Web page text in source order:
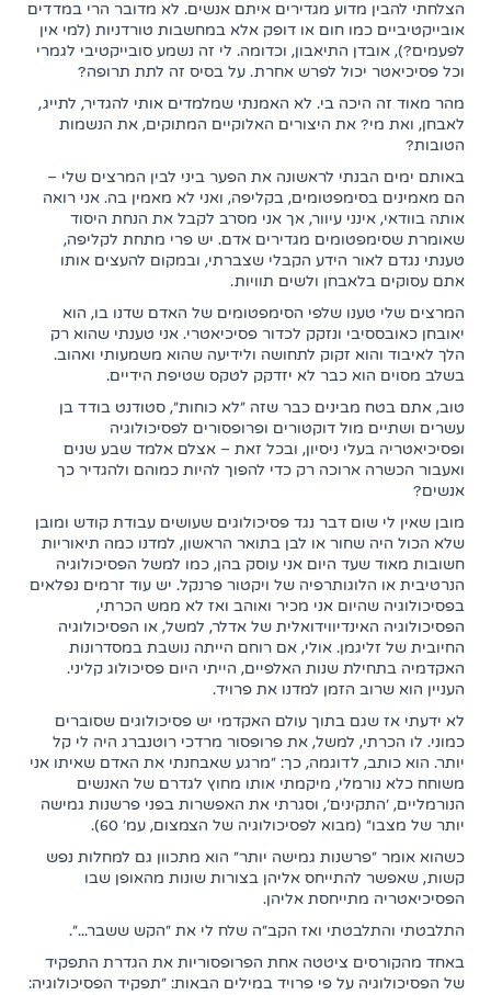
הצלחתי להבין מדוע מגדירים איתם אנשים. לא מדובר הרי במדדים
אובייקטיביים כמו חום או דופק אלא במחשבות טורדניות (למי אין
לפעמים?), אובדן התיאבון, וכדומה. לי זה נשמע סובייקטיבי לגמרי
וכל פסיכיאטר יכול לפרש אחרת. על בסיס זה לתת תרופה?
מהר מאוד זה היכה בי. לא האמנתי שמלמדים אותי להגדיר, לתייג,
לאבחן, ואת מי? את היצורים האלוקיים המתוקים, את הנשמות
הטובות?
באותם ימים הבנתי לראשונה את הפער ביני לבין המרצים שלי –
הם מאמינים בסימפטומים, בקליפה, ואני לא מאמין בה. אני רואה
אותה בוודאי, אינני עיוור, אך אני מסרב לקבל את הנחת היסוד
שאומרת שסימפטומים מגדירים אדם. יש פרי מתחת לקליפה,
טענתי נגדם לאור הידע הקבלי שצברתי, ובמקום להעצים אותו
אתם עסוקים בלאבחן ולשים תוויות.
המרצים שלי טענו שלפי הסימפטומים של האדם שדנו בו, הוא
יאובחן כאובססיבי ונזקק לכדור פסיכיאטרי. אני טענתי שהוא רק
הלך לאיבוד והוא זקוק לתחושה ולידיעה שהוא משמעותי ואהוב.
בשלב מסוים הוא כבר לא יזדקק לטקס שטיפת הידיים.
טוב, אתם בטח מבינים כבר שזה "לא כוחות", סטודנט בודד בן
עשרים ושתיים מול דוקטורים ופרופסורים לפסיכולוגיה
ופסיכיאטריה בעלי ניסיון, ובכל זאת – אצלם אלמד שבע שנים
ואעבור הכשרה ארוכה רק כדי להפוך להיות כמוהם ולהגדיר כך
אנשים?
מובן שאין לי שום דבר נגד פסיכולוגים שעושים עבודת קודש ומובן
שלא הכול היה שחור או לבן בתואר הראשון, למדנו כמה תיאוריות
חשובות מאוד שעד היום אני עוסק בהן, כמו למשל הפסיכולוגיה
הנרטיבית או הלוגותרפיה של ויקטור פרנקל. יש עוד זרמים נפלאים
בפסיכולוגיה שהיום אני מכיר ואוהב ואז לא ממש הכרתי,
הפסיכולוגיה האינדיווידואלית של אדלר, למשל, או הפסיכולוגיה
החיובית של זליגמן. אולי, אם רוחם הייתה נושבת במסדרונות
האקדמיה בתחילת שנות האלפיים, הייתי היום פסיכולוג קליני.
העניין הוא שרוב הזמן למדנו את פרויד.
לא ידעתי אז שגם בתוך עולם האקדמי יש פסיכולוגים שסוברים
כמוני. לו הכרתי, למשל, את פרופסור מרדכי רוטנברג היה לי קל
יותר. הוא כותב, לדוגמה, כך: "מרגע שאבחנתי את האדם שאיתו אני
משוחח כלא נורמלי, מיקמתי אותו מחוץ לגדרם של האנשים
הנורמליים, 'התקינים', וסגרתי את האפשרות בפני פרשנות גמישה
יותר של מצבו" (מבוא לפסיכולוגיה של הצמצום, עמ' 60).
כשהוא אומר "פרשנות גמישה יותר" הוא מתכוון גם למחלות נפש
קשות, שאפשר להתייחס אליהן בצורות שונות מהאופן שבו
הפסיכיאטריה מתייחסת אליהן.
התלבטתי והתלבטתי ואז הקב"ה שלח לי את "הקש ששבר...".
באחד מהקורסים ציטטה אחת הפרופסוריות את הגדרת התפקיד
של הפסיכולוגיה על פי פרויד במילים הבאות: "תפקיד הפסיכולוגיה: